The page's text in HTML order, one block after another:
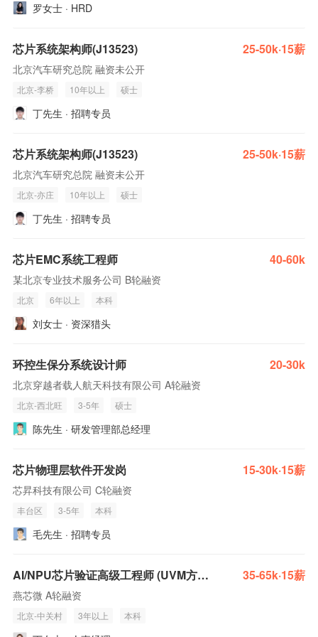
罗女士 · HRD
芯片系统架构师(J13523) 25-50k·15薪
北京汽车研究总院 融资未公开
北京-李桥 10年以上 硕士
丁先生 · 招聘专员
芯片系统架构师(J13523) 25-50k·15薪
北京汽车研究总院 融资未公开
北京-亦庄 10年以上 硕士
丁先生 · 招聘专员
芯片EMC系统工程师 40-60k
某北京专业技术服务公司 B轮融资
北京 6年以上 本科
刘女士 · 资深猎头
环控生保分系统设计师 20-30k
北京穿越者载人航天科技有限公司 A轮融资
北京-西北旺 3-5年 硕士
陈先生 · 研发管理部总经理
芯片物理层软件开发岗 15-30k·15薪
芯昇科技有限公司 C轮融资
丰台区 3-5年 本科
毛先生 · 招聘专员
AI/NPU芯片验证高级工程师 (UVM方向) 35-65k·15薪
燕芯微 A轮融资
北京-中关村 3年以上 本科